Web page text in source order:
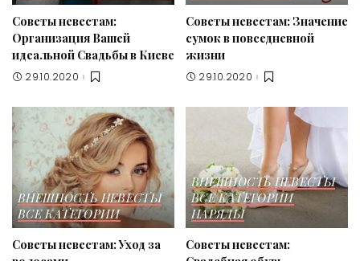
Советы невестам:
Организация Вашей
идеальной Свадьбы в Киеве
29.10.2020
Советы невестам: Значение
сумок в повседневной
жизни
29.10.2020
ВНЕШНОСТЬ НЕВЕСТЫ
ВСЕ КАТЕГОРИИ
Советы невестам: Уход за
ВНЕШНОСТЬ НЕВЕСТЫ
ВСЕ КАТЕГОРИИ
НАРЯДЫ
Советы невестам: